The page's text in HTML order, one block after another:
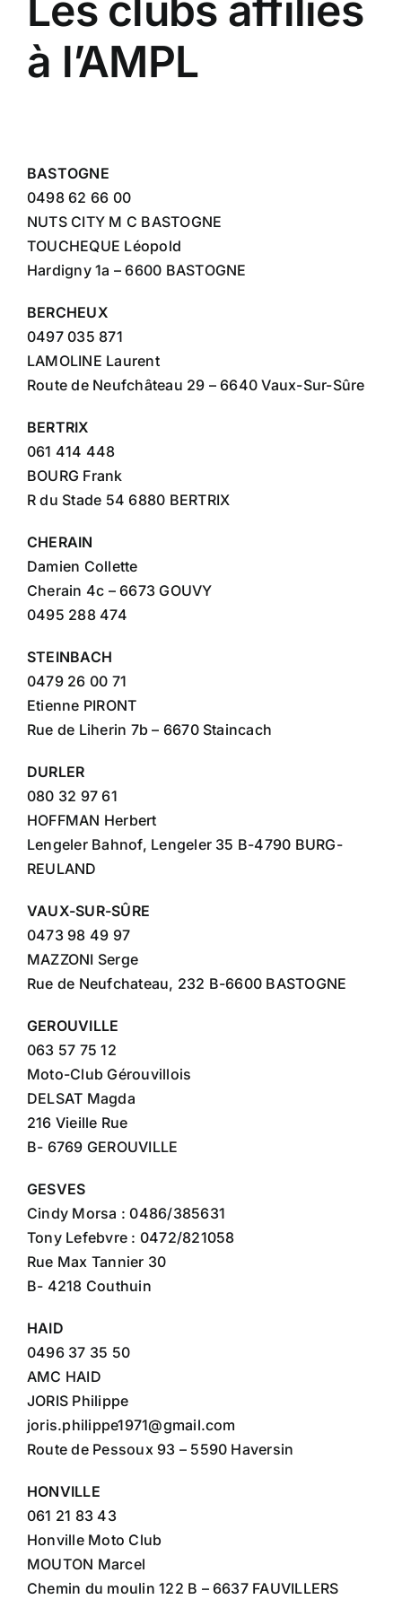
à l’AMPL
BASTOGNE
0498 62 66 00
NUTS CITY M C BASTOGNE
TOUCHEQUE Léopold
Hardigny 1a – 6600 BASTOGNE
BERCHEUX
0497 035 871
LAMOLINE Laurent
Route de Neufchâteau 29 – 6640 Vaux-Sur-Sûre
BERTRIX
061 414 448
BOURG Frank
R du Stade 54 6880 BERTRIX
CHERAIN
Damien Collette
Cherain 4c – 6673 GOUVY
0495 288 474
STEINBACH
0479 26 00 71
Etienne PIRONT
Rue de Liherin 7b – 6670 Staincach
DURLER
080 32 97 61
HOFFMAN Herbert
Lengeler Bahnof, Lengeler 35 B-4790 BURG-
REULAND
VAUX-SUR-SÛRE
0473 98 49 97
MAZZONI Serge
Rue de Neufchateau, 232 B-6600 BASTOGNE
GEROUVILLE
063 57 75 12
Moto-Club Gérouvillois
DELSAT Magda
216 Vieille Rue
B- 6769 GEROUVILLE
GESVES
Cindy Morsa : 0486/385631
Tony Lefebvre : 0472/821058
Rue Max Tannier 30
B- 4218 Couthuin
HAID
0496 37 35 50
AMC HAID
JORIS Philippe
joris.philippe1971@gmail.com
Route de Pessoux 93 – 5590 Haversin
HONVILLE
061 21 83 43
Honville Moto Club
MOUTON Marcel
Chemin du moulin 122 B – 6637 FAUVILLERS